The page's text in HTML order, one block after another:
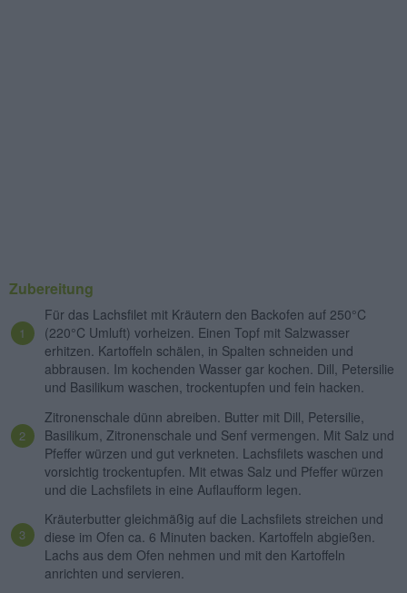
Zubereitung
Für das Lachsfilet mit Kräutern den Backofen auf 250°C
(220°C Umluft) vorheizen. Einen Topf mit Salzwasser
erhitzen. Kartoffeln schälen, in Spalten schneiden und
abbrausen. Im kochenden Wasser gar kochen. Dill, Petersilie
und Basilikum waschen, trockentupfen und fein hacken.
Zitronenschale dünn abreiben. Butter mit Dill, Petersilie,
Basilikum, Zitronenschale und Senf vermengen. Mit Salz und
Pfeffer würzen und gut verkneten. Lachsfilets waschen und
vorsichtig trockentupfen. Mit etwas Salz und Pfeffer würzen
und die Lachsfilets in eine Auflaufform legen.
Kräuterbutter gleichmäßig auf die Lachsfilets streichen und
diese im Ofen ca. 6 Minuten backen. Kartoffeln abgießen.
Lachs aus dem Ofen nehmen und mit den Kartoffeln
anrichten und servieren.